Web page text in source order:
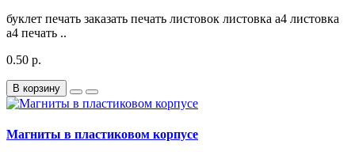
буклет печать заказать печать листовок листовка а4 листовка
а4 печать ..
0.50 р.
В корзину
Магниты в пластиковом корпусе